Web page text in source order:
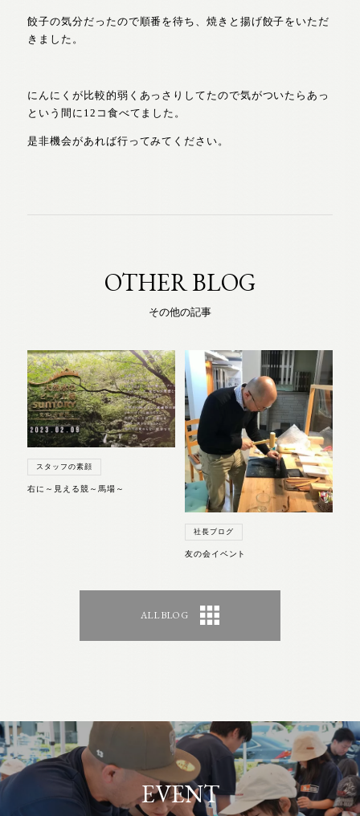
餃子の気分だったので順番を待ち、焼きと揚げ餃子をいただ
きました。
にんにくが比較的弱くあっさりしてたので気がついたらあっ
という間に12コ食べてました。
是非機会があれば行ってみてください。
OTHER BLOG
その他の記事
スタッフの素顔
右に～見える競～馬場～
社長ブログ
友の会イベント
ALL BLOG
EVENT